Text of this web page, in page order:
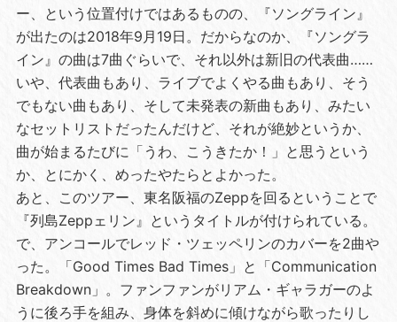
ー、という位置付けではあるものの、『ソングライン』
が出たのは2018年9月19日。だからなのか、『ソングラ
イン』の曲は7曲ぐらいで、それ以外は新旧の代表曲……
いや、代表曲もあり、ライブでよくやる曲もあり、そう
でもない曲もあり、そして未発表の新曲もあり、みたい
なセットリストだったんだけど、それが絶妙というか、
曲が始まるたびに「うわ、こうきたか！」と思うという
か、とにかく、めったやたらとよかった。
あと、このツアー、東名阪福のZeppを回るということで
『列島Zeppェリン』というタイトルが付けられている。
で、アンコールでレッド・ツェッペリンのカバーを2曲や
った。「Good Times Bad Times」と「Communication
Breakdown」。ファンファンがリアム・ギャラガーのよ
うに後ろ手を組み、身体を斜めに傾けながら歌ったりし